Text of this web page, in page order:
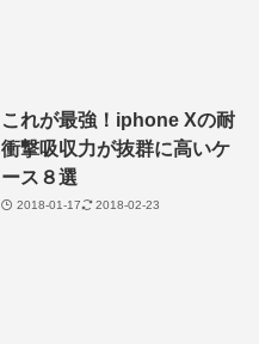
これが最強！iphone Xの耐
衝撃吸収力が抜群に高いケ
ース８選
2018-01-17 2018-02-23